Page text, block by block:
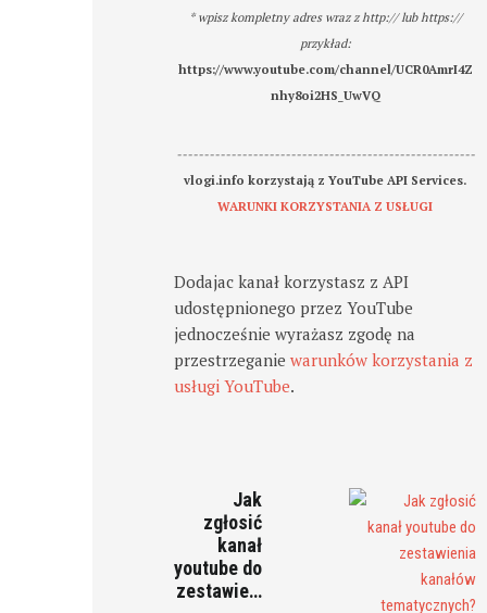
* wpisz kompletny adres wraz z http:// lub https://
przykład:
https://www.youtube.com/channel/UCR0AmrI4Z
nhy8oi2HS_UwVQ
-------------------------------------------------------
vlogi.info korzystają z YouTube API Services.
WARUNKI KORZYSTANIA Z USŁUGI
Dodajac kanał korzystasz z API
udostępnionego przez YouTube
jednocześnie wyrażasz zgodę na
przestrzeganiewarunków korzystania z
usługi YouTube.
Jak
zgłosić
kanał
youtube do
zestawie…